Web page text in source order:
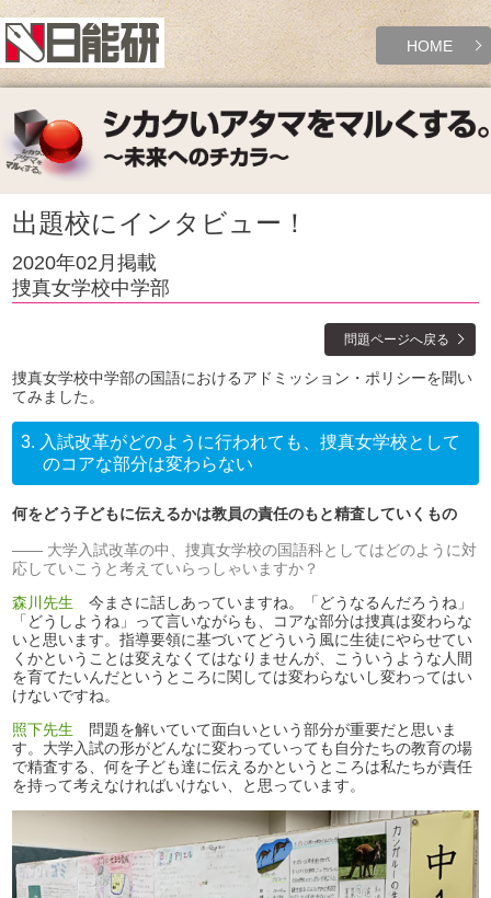
HOME
出題校にインタビュー！
2020年02月掲載
捜真女学校中学部
問題ページへ戻る
捜真女学校中学部の国語におけるアドミッション・ポリシーを聞い
てみました。
3. 入試改革がどのように行われても、捜真女学校として
のコアな部分は変わらない
何をどう子どもに伝えるかは教員の責任のもと精査していくもの
大学入試改革の中、捜真女学校の国語科としてはどのように対
応していこうと考えていらっしゃいますか？
森川先生 今まさに話しあっていますね。「どうなるんだろうね」
「どうしようね」って言いながらも、コアな部分は捜真は変わらな
いと思います。指導要領に基づいてどういう風に生徒にやらせてい
くかということは変えなくてはなりませんが、こういうような人間
を育てたいんだというところに関しては変わらないし変わってはい
けないですね。
照下先生 問題を解いていて面白いという部分が重要だと思いま
す。大学入試の形がどんなに変わっていっても自分たちの教育の場
で精査する、何を子ども達に伝えるかというところは私たちが責任
を持って考えなければいけない、と思っています。